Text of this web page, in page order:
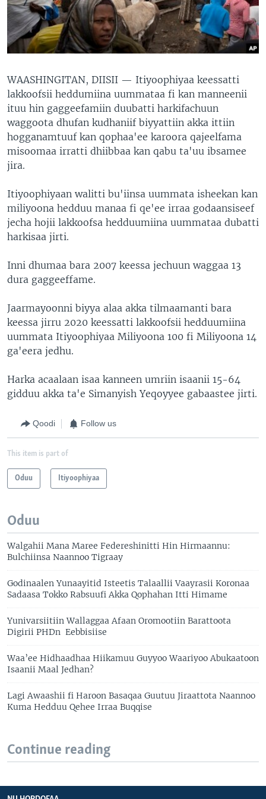
WAASHINGITAN, DIISII — Itiyoophiyaa keessatti
lakkoofsii heddumiina uummataa fi kan manneenii
ituu hin gaggeefamiin duubatti harkifachuun
waggoota dhufan kudhaniif biyyattiin akka ittiin
hogganamtuuf kan qophaa'ee karoora qajeelfama
misoomaa irratti dhiibbaa kan qabu ta'uu ibsamee
jira.
Itiyoophiyaan walitti bu'iinsa uummata isheekan kan
miliyoona hedduu manaa fi qe'ee irraa godaansiseef
jecha hojii lakkoofsa hedduumiina uummataa dubatti
harkisaa jirti.
Inni dhumaa bara 2007 keessa jechuun waggaa 13
dura gaggeeffame.
Jaarmayoonni biyya alaa akka tilmaamanti bara
keessa jirru 2020 keessatti lakkoofsii hedduumiina
uummata Itiyoophiyaa Miliyoona 100 fi Miliyoona 14
ga'eera jedhu.
Harka acaalaan isaa kanneen umriin isaanii 15-64
gidduu akka ta'e Simanyish Yeqoyyee gabaastee jirti.
Qoodi Follow us
This item is part of
Oduu Itiyoophiyaa
Oduu
Walgahii Mana Maree Federeshinitti Hin Hirmaannu:
Bulchiinsa Naannoo Tigraay
Godinaalen Yunaayitid Isteetis Talaallii Vaayrasii Koronaa
Sadaasa Tokko Rabsuufi Akka Qophahan Itti Himame
Yunivarsiitiin Wallaggaa Afaan Oromootiin Barattoota
Digirii PHDn Eebbisiise
Waa’ee Hidhaadhaa Hiikamuu Guyyoo Waariyoo Abukaatoon
Isaanii Maal Jedhan?
Lagi Awaashii fi Haroon Basaqaa Guutuu Jiraattota Naannoo
Kuma Hedduu Qehee Irraa Buqqise
Continue reading